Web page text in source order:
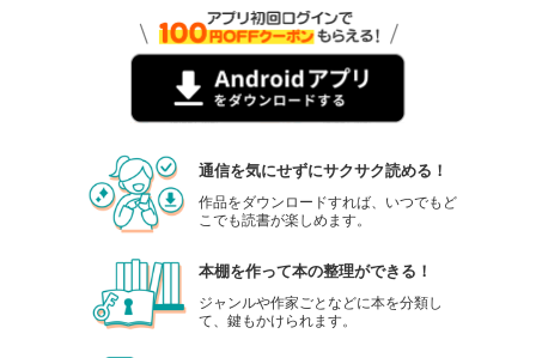
通信を気にせずにサクサク読める！
作品をダウンロードすれば、いつでもど
こでも読書が楽しめます。
本棚を作って本の整理ができる！
ジャンルや作家ごとなどに本を分類し
て、鍵もかけられます。